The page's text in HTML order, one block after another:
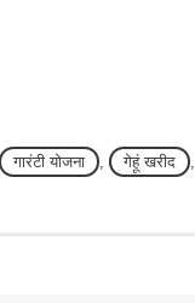
गारंटी योजना , गेहूं खरीद ,